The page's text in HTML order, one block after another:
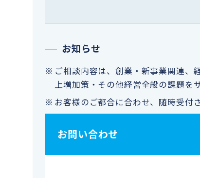
お知らせ
ご相談内容は、創業・新事業関連、
上増加策・その他経営全般の課題を
お客様のご都合に合わせ、随時受付
お問い合わせ